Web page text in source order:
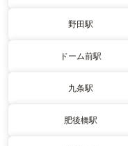
野田駅
ドーム前駅
九条駅
肥後橋駅